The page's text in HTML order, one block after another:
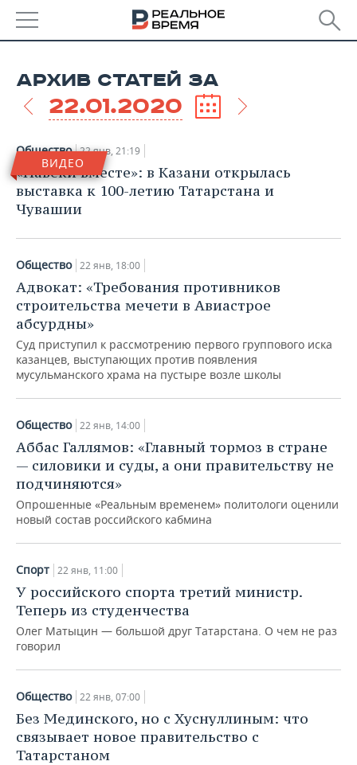
УДМУРТИЯ
НОВОСТИ
НОВОСТИ АНАЛИТИКИ
ДЕКЛАРАЦИИ О ДОХОДАХ
КОРОЛИ ГОСЗАКАЗА ПФО
ВУЗЫ ТАТАРСТАНА
КОМУ ПРИНАДЛЕЖАТ
ТОРГОВЫЕ ЦЕНТРЫ
ТАТАРСТАНА
ЭКОНОМИКА
НОВОСТИ ЭКОНОМИКИ
ФИНАНСЫ
БЮДЖЕТ
ИНВЕСТИЦИИ
ПРОМЫШЛЕННОСТЬ
НОВОСТИ
АГРОПРОМ
МАШИНОСТРОЕНИЕ
НЕФТЕХИМИЯ
НЕФТЬ
ОПК
ЭНЕРГЕТИКА
НЕДВИЖИМОСТЬ
НОВОСТИ НЕДВИЖИМОСТИ
НОВОСТИ АВТО
БИЗНЕС
НОВОСТИ БИЗНЕСА
РОЗНИЧНАЯ ТОРГОВЛЯ
ТРАНСПОРТ
УСЛУГИ
ТЕХНОЛОГИИ
НОВОСТИ ТЕХНОЛОГИЙ
IT
МЕДИА
ТЕЛЕКОММУНИКАЦИИ
НОВОСТИ МЕРОПРИЯТИЙ
ВЫЕЗДНАЯ РЕДАКЦИЯ
БИЗНЕС-БРАНЧИ
ОТКРЫТАЯ ЛЕКЦИЯ
СПОРТ
НОВОСТИ СПОРТА
ФУТБОЛ
БАСКЕТБОЛ
ВОЛЕЙБОЛ
КИБЕРСПОРТ
ВОДНЫЕ ВИДЫ СПОРТА
ХОККЕЙ С МЯЧОМ
ОБЩЕСТВО
НОВОСТИ ОБЩЕСТВА
ИНФРАСТРУКТУРА
ИСТОРИЯ
КУЛЬТУРА
ОБРАЗОВАНИЕ
ПРОИСШЕСТВИЯ
ФОТОГАЛЕРЕЯ
СПРАВОЧНИК
СПИСОК ПЕРСОН
СПИСОК КОМПАНИЙ
ПОЛНАЯ ВЕРСИЯ
АРХИВ СТАТЕЙ ЗА
22.01.2020
ВИДЕО
Общество 22 янв, 21:19
«Навеки вместе»: в Казани открылась
выставка к 100-летию Татарстана и
Чувашии
Общество 22 янв, 18:00
Адвокат: «Требования противников
строительства мечети в Авиастрое
абсурдны»
Суд приступил к рассмотрению первого группового иска
казанцев, выступающих против появления
мусульманского храма на пустыре возле школы
Общество 22 янв, 14:00
Аббас Галлямов: «Главный тормоз в стране
— силовики и суды, а они правительству не
подчиняются»
Опрошенные «Реальным временем» политологи оценили
новый состав российского кабмина
Спорт 22 янв, 11:00
У российского спорта третий министр.
Теперь из студенчества
Олег Матыцин — большой друг Татарстана. О чем не раз
говорил
Общество 22 янв, 07:00
Без Мединского, но с Хуснуллиным: что
связывает новое правительство с
Татарстаном